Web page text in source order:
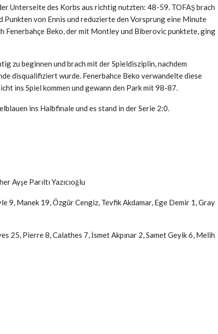
Unterseite des Korbs aus richtig nutzten: 48-59. TOFAŞ brach
Punkten von Ennis und reduzierte den Vorsprung eine Minute
Fenerbahçe Beko, der mit Montley und Biberovic punktete, ging
zu beginnen und brach mit der Spieldisziplin, nachdem
disqualifiziert wurde. Fenerbahce Beko verwandelte diese
ins Spiel kommen und gewann den Park mit 98-87.
ins Halbfinale und es stand in der Serie 2:0.
Ayşe Parıltı Yazıcıoğlu
9, Manek 19, Özgür Cengiz, Tevfik Akdamar, Ege Demir 1, Gray
25, Pierre 8, Calathes 7, İsmet Akpınar 2, Samet Geyik 6, Melih